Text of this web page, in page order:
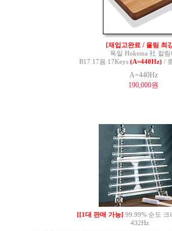
[재입고완료 / 울림 최
독일 Hokema 社 칼림
B17 17음 17Keys (A=440Hz)/
A=440Hz
190,000원
[[1대 판매 가능] 99.99% 순도 크
432Hz